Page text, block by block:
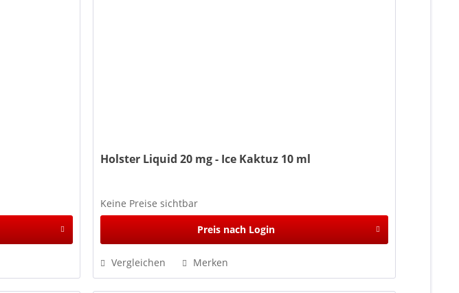
Holster Liquid 20 mg - Ice Kaktuz 10 ml
Keine Preise sichtbar
Preis nach Login
Vergleichen Merken